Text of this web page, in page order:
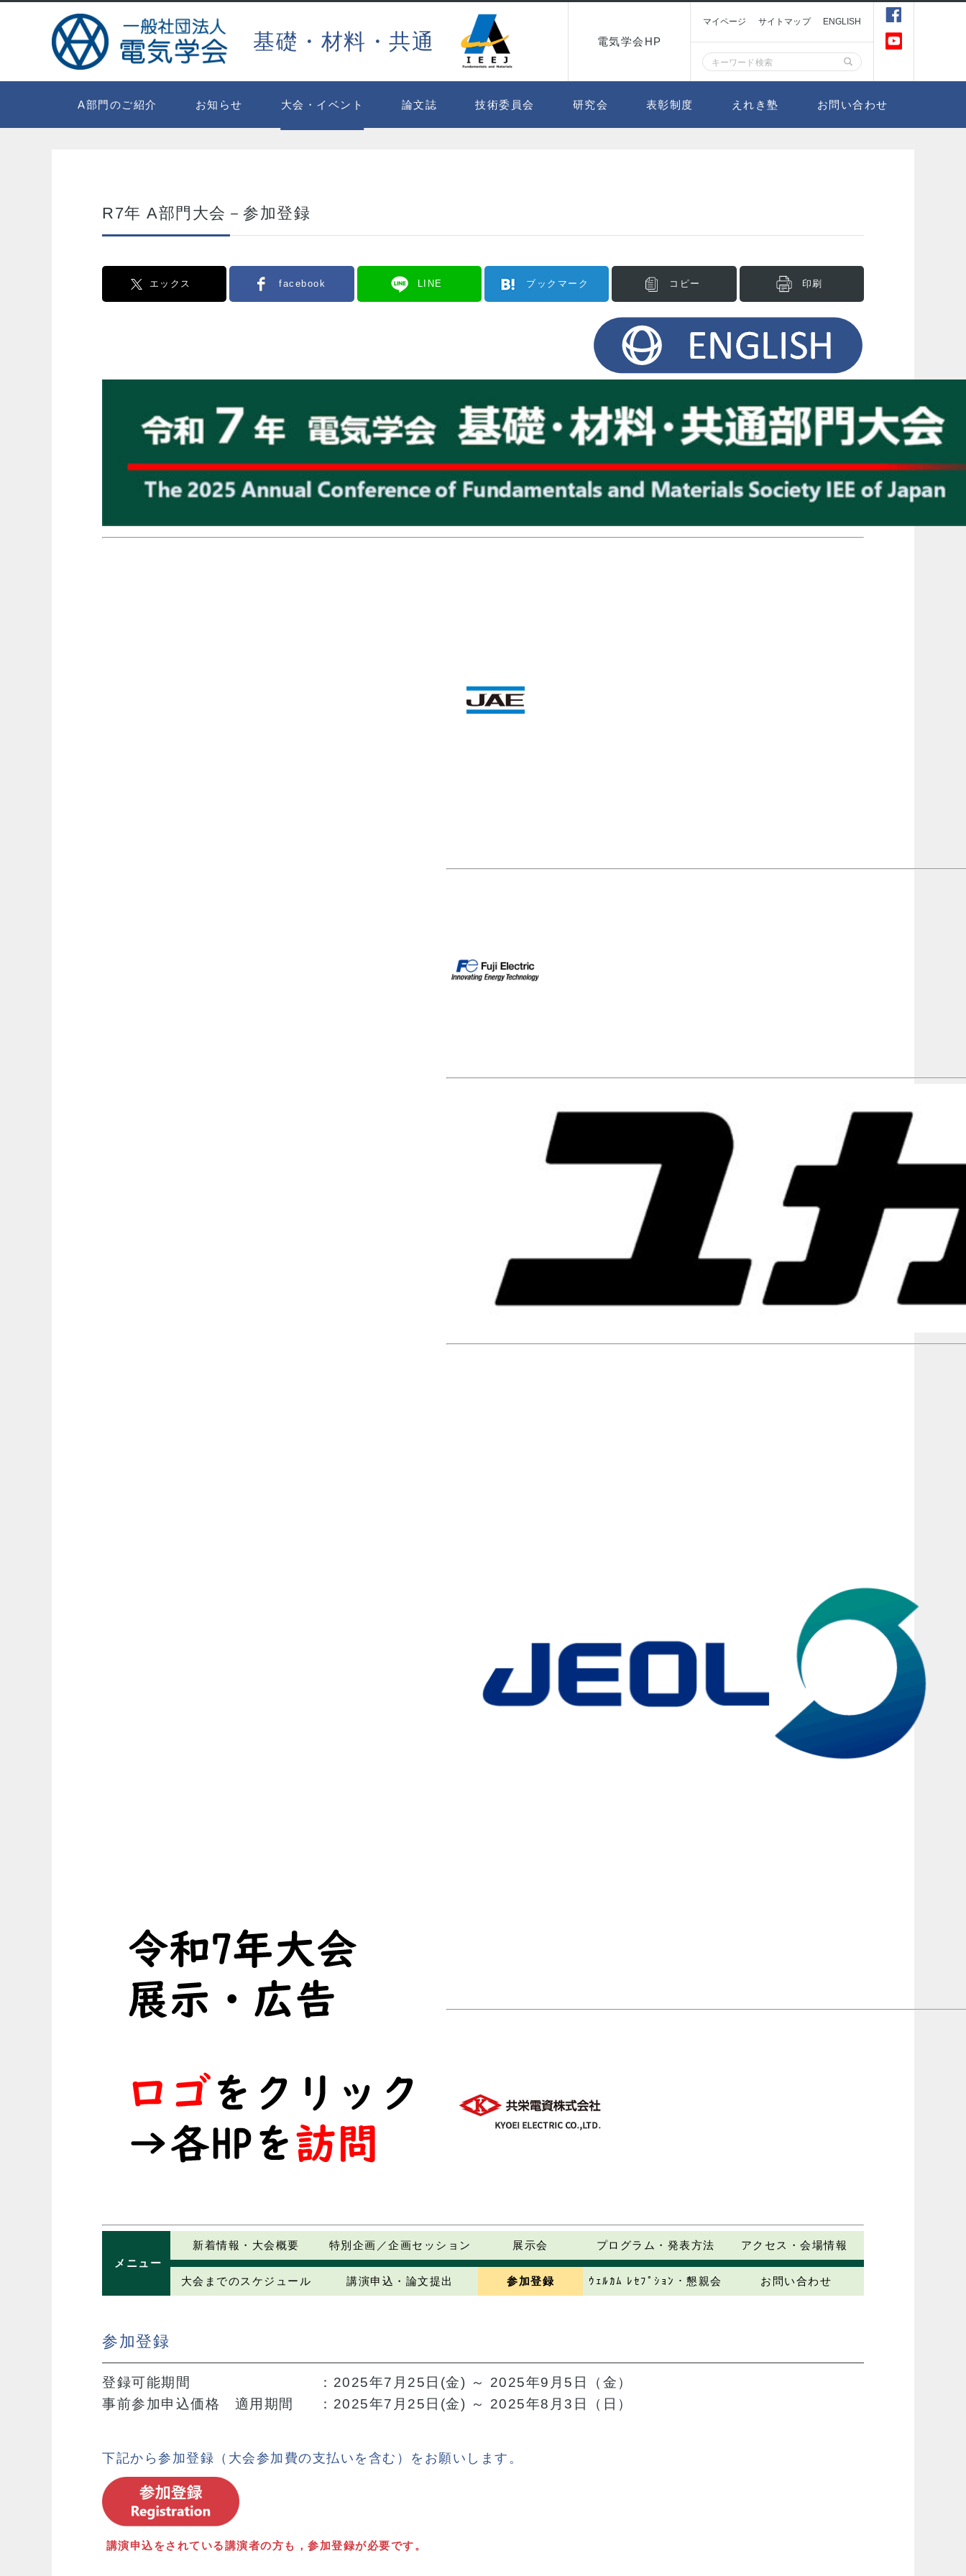
基礎・材料・共通 電気学会HP
マイページ サイトマップ ENGLISH
A部門のご紹介 お知らせ 大会・イベント 論文誌 技術委員会 研究会 表彰制度 えれき塾 お問い合わせ
R7年 A部門大会－参加登録
エックス facebook LINE ブックマーク コピー 印刷
メニュー
新着情報・大会概要 特別企画／企画セッション 展示会 プログラム・発表方法 アクセス・会場情報
大会までのスケジュール 講演申込・論文提出 参加登録 ｳｪﾙｶﾑ ﾚｾﾌﾟｼｮﾝ・懇親会 お問い合わせ
参加登録
登録可能期間
：2025年7月25日(金) ～ 2025年9月5日（金）
事前参加申込価格 適用期間
：2025年7月25日(金) ～ 2025年8月3日（日）
下記から参加登録（大会参加費の支払いを含む）をお願いします。
講演申込をされている講演者の方も，参加登録が必要です。